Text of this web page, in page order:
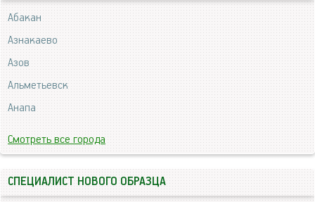
Абакан
Азнакаево
Азов
Альметьевск
Анапа
Смотреть все города
СПЕЦИАЛИСТ НОВОГО ОБРАЗЦА